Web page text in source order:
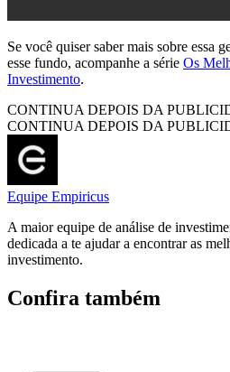
Se você quiser saber mais sobre essa
esse fundo, acompanhe a série Os
Investimento.
CONTINUA DEPOIS DA
CONTINUA DEPOIS DA
Equipe Empiricus
A maior equipe de análise de
dedicada a te ajudar a encontrar as
investimento.
Confira também